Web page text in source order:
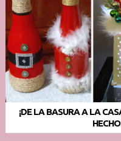
¡DE LA BASURA A LA